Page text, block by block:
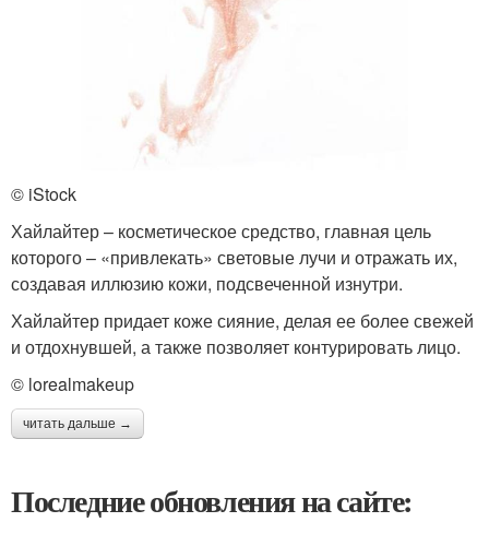
© iStock
Хайлайтер – косметическое средство, главная цель
которого – «привлекать» световые лучи и отражать их,
создавая иллюзию кожи, подсвеченной изнутри.
Хайлайтер придает коже сияние, делая ее более свежей
и отдохнувшей, а также позволяет контурировать лицо.
© lorealmakeup
читать дальше →
Последние обновления на сайте: